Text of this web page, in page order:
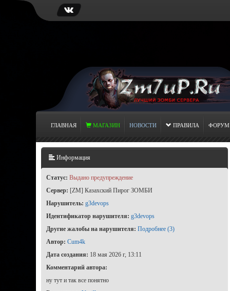
ГЛАВНАЯ МАГАЗИН НОВОСТИ ПРАВИЛА ФОРУМ
Информация
Статус: Выдано предупреждение
Сервер: [ZM] Казахский Пирог ЗОМБИ
Нарушитель: g3devops
Идентификатор нарушителя: g3devops
Другие жалобы на нарушителя: Подробнее (3)
Автор: Cum4k
Дата создания: 18 мая 2026 г, 13:11
Комментарий автора:
ну тут и так все понятно